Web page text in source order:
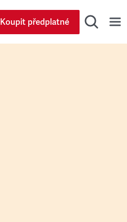
Koupit předplatné